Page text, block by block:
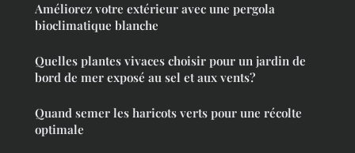
Améliorez votre extérieur avec une pergola
bioclimatique blanche
Quelles plantes vivaces choisir pour un jardin de
bord de mer exposé au sel et aux vents?
Quand semer les haricots verts pour une récolte
optimale